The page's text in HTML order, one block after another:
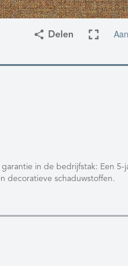
Delen
in de bedrijfstak: Een 5-
decoratieve schaduwstoffen.